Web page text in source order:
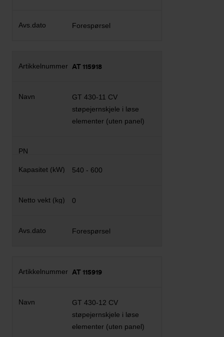
Forespørsel
AT 115918
GT 430-11 CV
støpejernskjele i løse
elementer (uten panel)
540 - 600
0
Forespørsel
AT 115919
GT 430-12 CV
støpejernskjele i løse
elementer (uten panel)